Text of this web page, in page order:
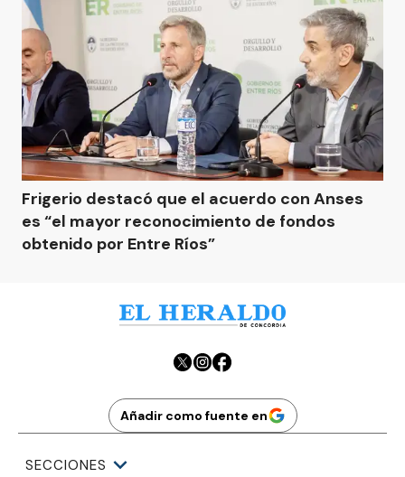
Frigerio destacó que el acuerdo con Anses
es “el mayor reconocimiento de fondos
obtenido por Entre Ríos”
Añadir como fuente en
SECCIONES